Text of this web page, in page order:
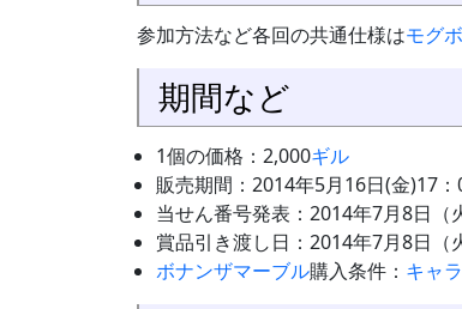
参加方法など各回の共通仕様はモグ
期間など
1個の価格：2,000ギル
販売期間：2014年5月16日(金)17
当せん番号発表：2014年7月8日（
賞品引き渡し日：2014年7月8日
ボナンザマーブル購入条件： キャ